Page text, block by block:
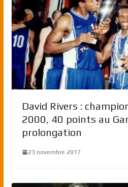
David Rivers :
2000, 40 points au
prolongation
23 novembre 2017